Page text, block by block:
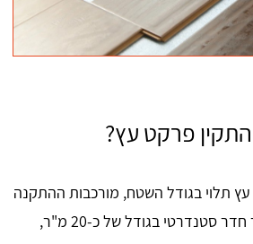
פרקט עץ?
תלוי בגודל השטח, מורכבות ההתקנה
סטנדרטי בגודל של כ-20 מ"ר,